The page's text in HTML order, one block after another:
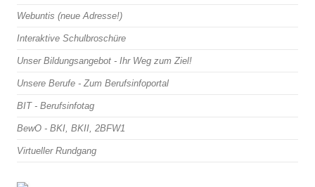
Webuntis (neue Adresse!)
Interaktive Schulbroschüre
Unser Bildungsangebot - Ihr Weg zum Ziel!
Unsere Berufe - Zum Berufsinfoportal
BIT - Berufsinfotag
BewO - BKI, BKII, 2BFW1
Virtueller Rundgang